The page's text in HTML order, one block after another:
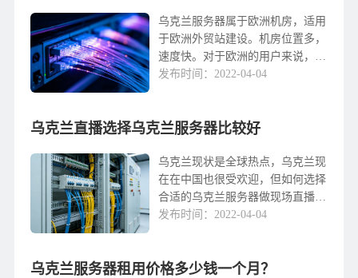
乌克兰服务器属于欧洲机房，适用
于欧洲外贸站建设。机房位置多，
速度快。对于欧洲的用户来说，这
是一个非常值得选择的服务器。租
择乌克兰服务器首先要...
发布时间：2022-04-04
乌克兰直播选择乌克兰服务器比较好
乌克兰现状是全球热点，乌克兰现
在在中国也很受欢迎，但如何选择
合适的乌克兰服务器做现场直播不
仅可以确保当地网络的稳定性，还
下乌克兰服务器做流业...
发布时间：2022-04-04
乌克兰服务器租用价格多少钱一个月？